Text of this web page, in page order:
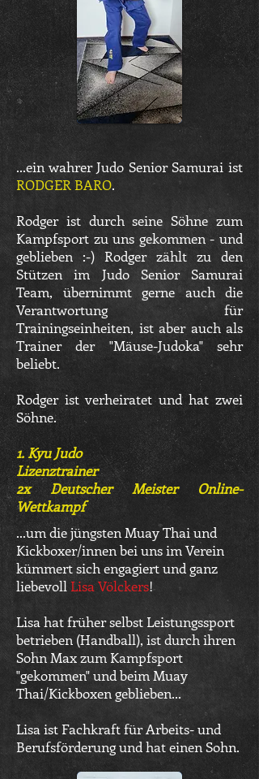
...ein wahrer Judo Senior Samurai ist
RODGER BARO.
Rodger ist durch seine Söhne zum
Kampfsport zu uns gekommen - und
geblieben :-) Rodger zählt zu den
Stützen im Judo Senior Samurai
Team, übernimmt gerne auch die
Verantwortung für
Trainingseinheiten, ist aber auch als
Trainer der "Mäuse-Judoka" sehr
beliebt.
Rodger ist verheiratet und hat zwei
Söhne.
1. Kyu Judo
Lizenztrainer
2x Deutscher Meister Online-
Wettkampf
...um die jüngsten Muay Thai und
Kickboxer/innen bei uns im Verein
kümmert sich engagiert und ganz
liebevoll Lisa Völckers!
Lisa hat früher selbst Leistungssport
betrieben (Handball), ist durch ihren
Sohn Max zum Kampfsport
"gekommen" und beim Muay
Thai/Kickboxen geblieben...
Lisa ist Fachkraft für Arbeits- und
Berufsförderung und hat einen Sohn.